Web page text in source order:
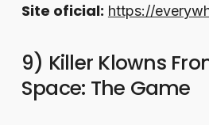
Site oficial: https://
9) Killer Klowns
Space: The Game